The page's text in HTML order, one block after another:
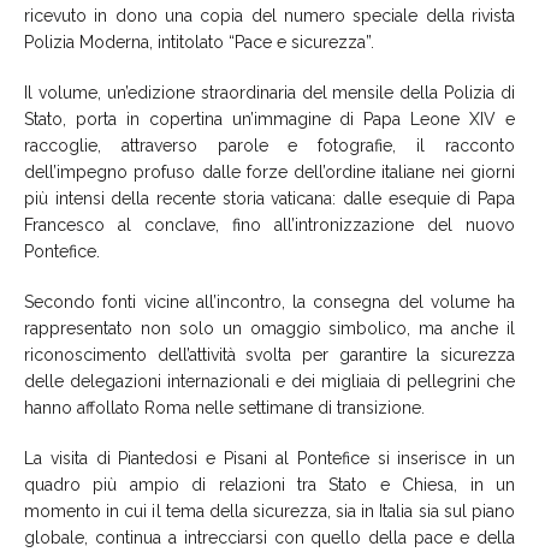
ricevuto in dono una copia del numero speciale della rivista
Polizia Moderna, intitolato “Pace e sicurezza”.
Il volume, un’edizione straordinaria del mensile della Polizia di
Stato, porta in copertina un’immagine di Papa Leone XIV e
raccoglie, attraverso parole e fotografie, il racconto
dell’impegno profuso dalle forze dell’ordine italiane nei giorni
più intensi della recente storia vaticana: dalle esequie di Papa
Francesco al conclave, fino all’intronizzazione del nuovo
Pontefice.
Secondo fonti vicine all’incontro, la consegna del volume ha
rappresentato non solo un omaggio simbolico, ma anche il
riconoscimento dell’attività svolta per garantire la sicurezza
delle delegazioni internazionali e dei migliaia di pellegrini che
hanno affollato Roma nelle settimane di transizione.
La visita di Piantedosi e Pisani al Pontefice si inserisce in un
quadro più ampio di relazioni tra Stato e Chiesa, in un
momento in cui il tema della sicurezza, sia in Italia sia sul piano
globale, continua a intrecciarsi con quello della pace e della